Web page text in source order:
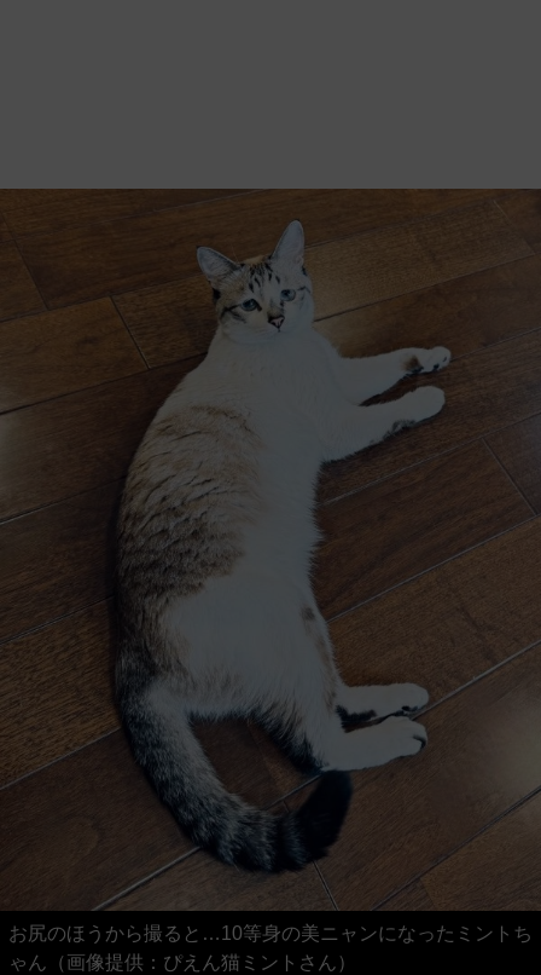
お尻のほうから撮ると…10等身の美ニャンになったミントち
ゃん（画像提供：ぴえん猫ミントさん）